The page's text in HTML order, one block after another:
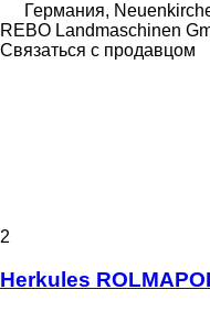
Германия,
REBO Landmaschinen
Связаться с продавцом
2
Herkules